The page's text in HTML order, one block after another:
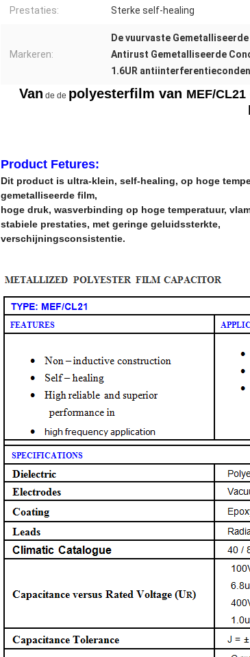
Prestaties: Sterke self-healing
Markeren:
De vuurvaste
Antirust Gemetalliseerde
1.6UR
Van de de polyesterfilm van MEF/CL21
Product Fetures:
Dit product is ultra-klein, self-healing, op hoge
gemetalliseerde film,
hoge druk, wasverbinding op hoge temperatuur,
stabiele prestaties, met geringe geluidssterkte,
verschijningsconsistentie.